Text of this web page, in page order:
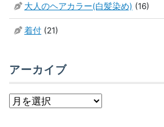
大人のヘアカラー(白髪染め) (16)
着付 (21)
アーカイブ
ア